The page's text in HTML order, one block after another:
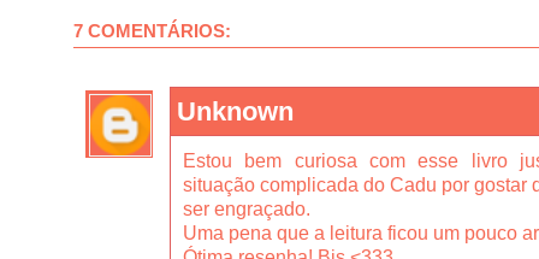
7 COMENTÁRIOS:
Unknown
Estou bem curiosa com esse livro
situação complicada do Cadu por gostar
ser engraçado.
Uma pena que a leitura ficou um pouco